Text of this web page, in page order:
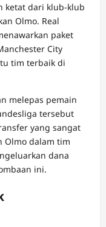
ketat dari klub-klub
Olmo. Real
paket
City
tim terbaik di
melepas pemain
tersebut
yang sangat
Olmo dalam tim
dana
ini.